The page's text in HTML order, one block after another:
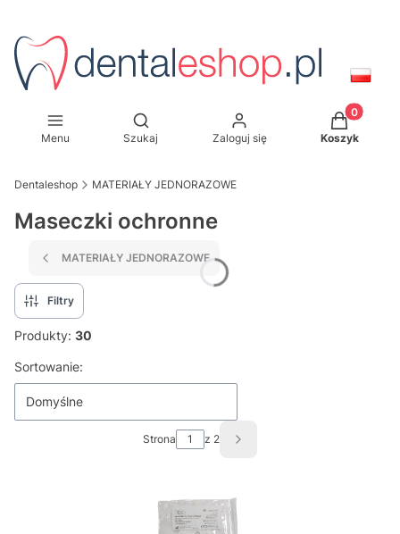
Menu
Otwórz wyszukiwarkę
Szukaj Zaloguj się
Produkty
Koszyk
Dentaleshop MATERIAŁY JEDNORAZOWE
Maseczki ochronne
MATERIAŁY JEDNORAZOWE
Filtry
Produkty: 30
Lista produktów
Sortowanie:
Domyślne
Strona z 2 Następne produkty